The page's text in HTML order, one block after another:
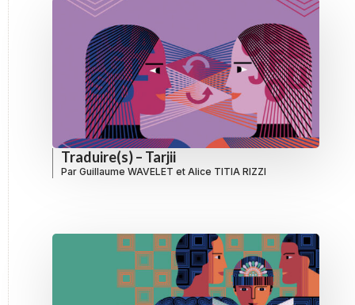
Traduire(s) – Tarjii
Par Guillaume WAVELET et Alice TITIA RIZZI